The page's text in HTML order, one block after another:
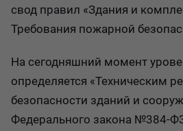
свод правил «Здания и
Требования пожарной
На сегодняшний момент
определяется «Техническим
безопасности зданий и
Федерального закона №384-